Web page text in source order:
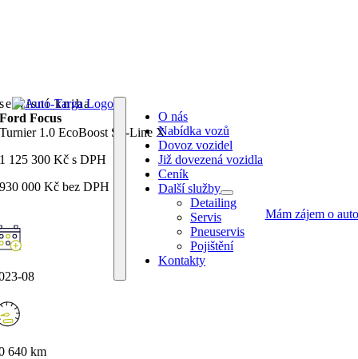
Přeskočit
na
obsah
Toggle
O nás
Nabídka vozů
Dovoz vozidel
Již dovezená vozidla
Ceník
Další služby
Detailing
Servis
Pneuservis
Pojištění
Kontakty
servisní kniha
Ford Focus
Turnier 1.0 EcoBoost ST-Line X
1 125 300 Kč s DPH
930 000 Kč bez DPH
Mám zájem o auto
08
640 km